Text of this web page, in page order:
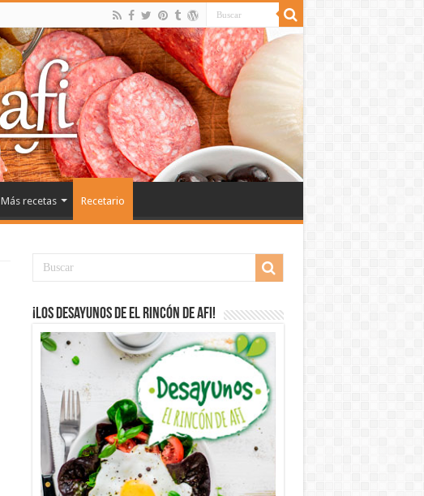
Más recetas Recetario
¡Los desayunos de El Rincón de Afi!